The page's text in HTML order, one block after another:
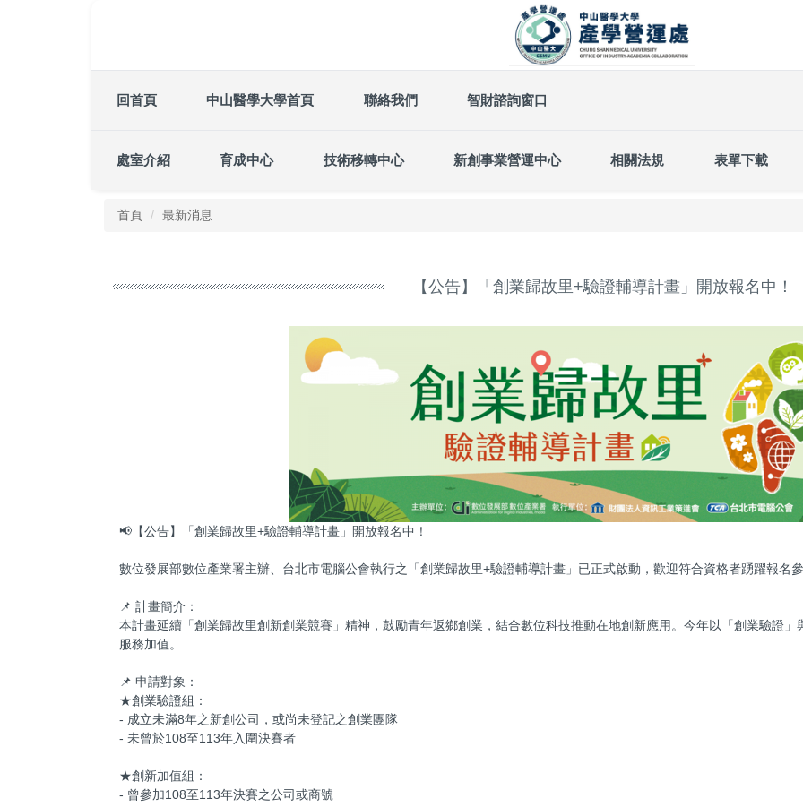
回首頁 中山醫學大學首頁 聯絡我們 智財諮詢窗口
處室介紹 育成中心 技術移轉中心 新創事業營運中心 相關法規 表單下載
首頁 最新消息
【公告】「創業歸故里+驗證輔導計畫」開放報名中！
📢【公告】「創業歸故里+驗證輔導計畫」開放報名中！
數位發展部數位產業署主辦、台北市電腦公會執行之「創業歸故里+驗證輔導計畫」已正式啟動，歡迎符合資格者踴躍報名參
📌 計畫簡介：
本計畫延續「創業歸故里創新創業競賽」精神，鼓勵青年返鄉創業，結合數位科技推動在地創新應用。今年以「創業驗證
服務加值。
📌 申請對象：
★創業驗證組：
- 成立未滿8年之新創公司，或尚未登記之創業團隊
- 未曾於108至113年入圍決賽者
★創新加值組：
- 曾參加108至113年決賽之公司或商號